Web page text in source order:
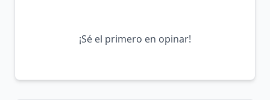
¡Sé el primero en opinar!